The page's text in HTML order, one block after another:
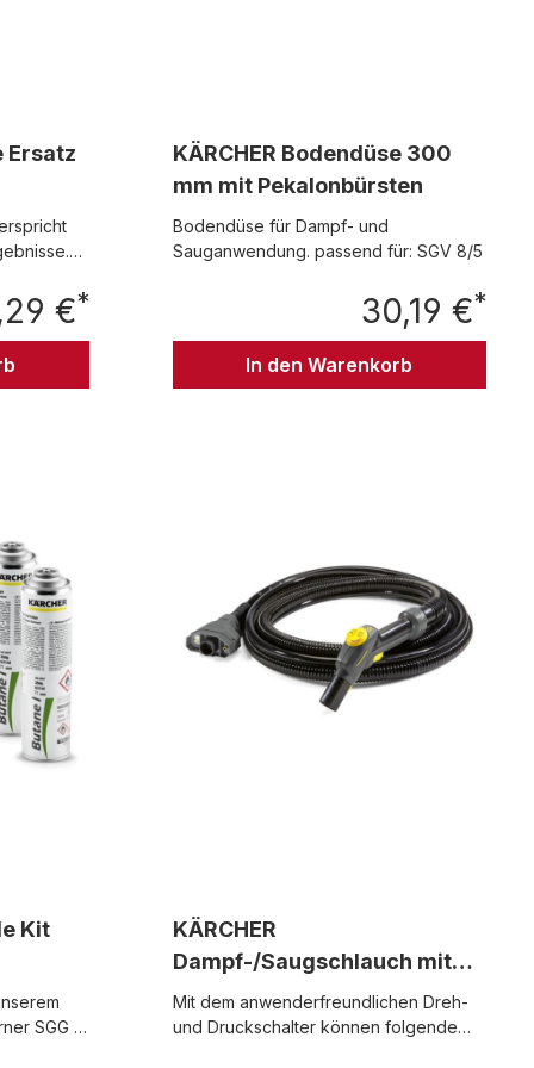
Ersatz
ist
und
4/4
Regulärer Preis:
€*
KÄRCHER Bodendüse 300
mm mit Pekalonbürsten
Bodendüse für Dampf- und
Sauganwendung. passend für: SGV 8/5
30,19 €*
In den Warenkorb
Kit
SGG 1
KÄRCHER
Dampf-/Saugschlauch mit
Dampf-/Saugpistole, 4 m
Mit dem anwenderfreundlichen Dreh-
und Druckschalter können folgende